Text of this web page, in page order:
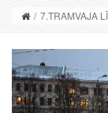
/ 7.TRAMVAJA